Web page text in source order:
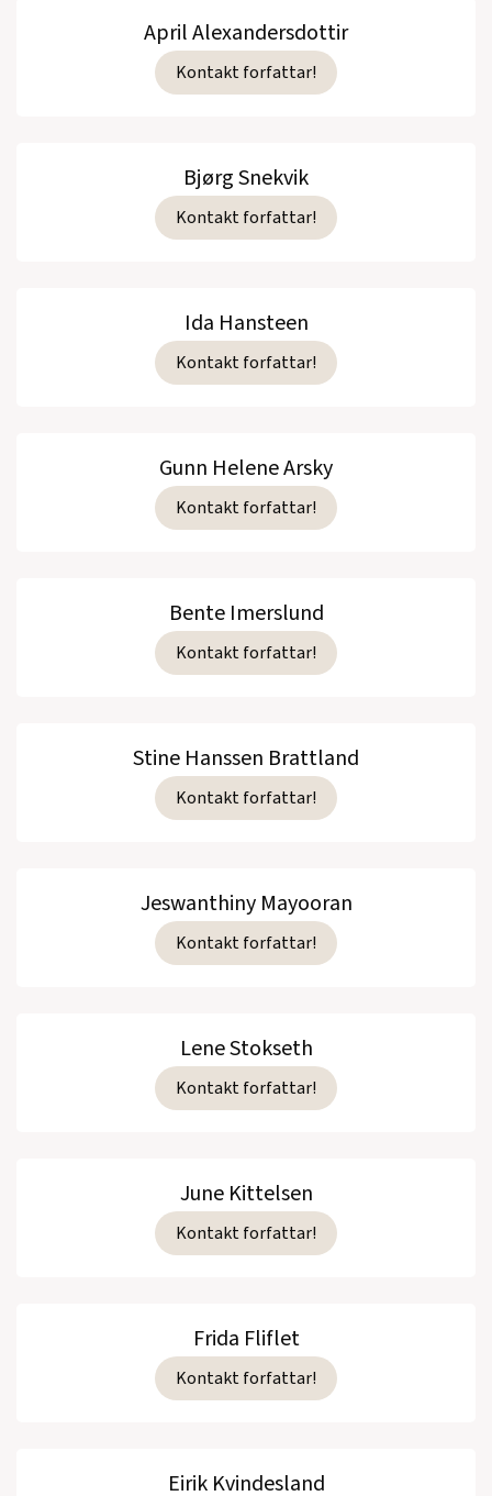
April Alexandersdottir
Kontakt forfattar!
Bjørg Snekvik
Kontakt forfattar!
Ida Hansteen
Kontakt forfattar!
Gunn Helene Arsky
Kontakt forfattar!
Bente Imerslund
Kontakt forfattar!
Stine Hanssen Brattland
Kontakt forfattar!
Jeswanthiny Mayooran
Kontakt forfattar!
Lene Stokseth
Kontakt forfattar!
June Kittelsen
Kontakt forfattar!
Frida Fliflet
Kontakt forfattar!
Eirik Kvindesland